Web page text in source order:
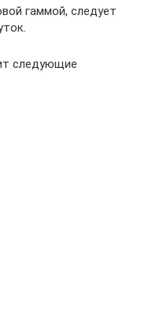
гаммой, следует
следующие